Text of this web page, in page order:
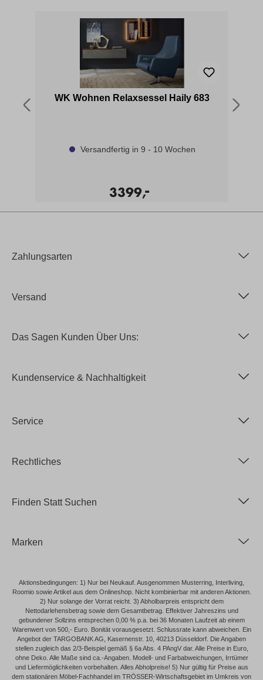
WK Wohnen Relaxsessel Haily 683
Versandfertig in 9 - 10 Wochen
3399,
-
Zahlungsarten
Versand
Das Sagen Kunden Über Uns:
Kundenservice & Nachhaltigkeit
Service
Rechtliches
Finden Statt Suchen
Marken
Aktionsbedingungen: 1) Nur bei Neukauf. Ausgenommen Musterring, Interliving,
Roomio sowie Artikel aus dem Onlineshop. Nicht kombinierbar mit anderen Aktionen.
2) Nur solange der Vorrat reicht. 3) Abholbarpreis entspricht dem
Nettodarlehensbetrag sowie dem Gesamtbetrag. Effektiver Jahreszins und
gebundener Sollzins entsprechen 0,00 % p.a. bei 36 Monaten Laufzeit ab einem
Warenwert von 500,- Euro. Bonität vorausgesetzt. Schlussrate kann abweichen. Ein
Angebot der TARGOBANK AG, Kasernenstr. 10, 40213 Düsseldorf. Die Angaben
stellen zugleich das 2/3-Beispiel gemäß § 6a Abs. 4 PAngV dar. Alle Preise in Euro,
ohne Deko. Alle Maße sind ca.-Angaben. Modell- und Farbabweichungen, Irrtümer
und Liefermöglichkeiten vorbehalten. Alles Abholpreise! 5) Nur gültig für Preise aus
dem stationären Möbel-Fachhandel im TRÖSSER-Wirtschaftsgebiet im Umkreis von